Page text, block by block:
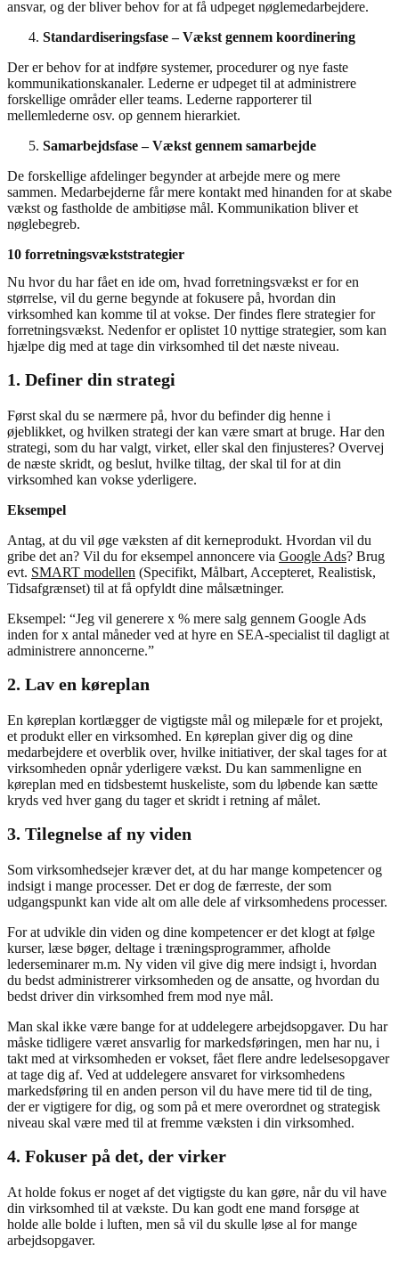
ansvar, og der bliver behov for at få udpeget nøglemedarbejdere.
Standardiseringsfase – Vækst gennem koordinering
Der er behov for at indføre systemer, procedurer og nye faste
kommunikationskanaler. Lederne er udpeget til at administrere
forskellige områder eller teams. Lederne rapporterer til
mellemlederne osv. op gennem hierarkiet.
Samarbejdsfase – Vækst gennem samarbejde
De forskellige afdelinger begynder at arbejde mere og mere
sammen. Medarbejderne får mere kontakt med hinanden for at skabe
vækst og fastholde de ambitiøse mål. Kommunikation bliver et
nøglebegreb.
10 forretningsvækststrategier
Nu hvor du har fået en ide om, hvad forretningsvækst er for en
størrelse, vil du gerne begynde at fokusere på, hvordan din
virksomhed kan komme til at vokse. Der findes flere strategier for
forretningsvækst. Nedenfor er oplistet 10 nyttige strategier, som kan
hjælpe dig med at tage din virksomhed til det næste niveau.
1. Definer din strategi
Først skal du se nærmere på, hvor du befinder dig henne i
øjeblikket, og hvilken strategi der kan være smart at bruge. Har den
strategi, som du har valgt, virket, eller skal den finjusteres? Overvej
de næste skridt, og beslut, hvilke tiltag, der skal til for at din
virksomhed kan vokse yderligere.
Eksempel
Antag, at du vil øge væksten af dit kerneprodukt. Hvordan vil du
gribe det an? Vil du for eksempel annoncere via Google Ads? Brug
evt. SMART modellen (Specifikt, Målbart, Accepteret, Realistisk,
Tidsafgrænset) til at få opfyldt dine målsætninger.
Eksempel: “Jeg vil generere x % mere salg gennem Google Ads
inden for x antal måneder ved at hyre en SEA-specialist til dagligt at
administrere annoncerne.”
2. Lav en køreplan
En køreplan kortlægger de vigtigste mål og milepæle for et projekt,
et produkt eller en virksomhed. En køreplan giver dig og dine
medarbejdere et overblik over, hvilke initiativer, der skal tages for at
virksomheden opnår yderligere vækst. Du kan sammenligne en
køreplan med en tidsbestemt huskeliste, som du løbende kan sætte
kryds ved hver gang du tager et skridt i retning af målet.
3. Tilegnelse af ny viden
Som virksomhedsejer kræver det, at du har mange kompetencer og
indsigt i mange processer. Det er dog de færreste, der som
udgangspunkt kan vide alt om alle dele af virksomhedens processer.
For at udvikle din viden og dine kompetencer er det klogt at følge
kurser, læse bøger, deltage i træningsprogrammer, afholde
lederseminarer m.m. Ny viden vil give dig mere indsigt i, hvordan
du bedst administrerer virksomheden og de ansatte, og hvordan du
bedst driver din virksomhed frem mod nye mål.
Man skal ikke være bange for at uddelegere arbejdsopgaver. Du har
måske tidligere været ansvarlig for markedsføringen, men har nu, i
takt med at virksomheden er vokset, fået flere andre ledelsesopgaver
at tage dig af. Ved at uddelegere ansvaret for virksomhedens
markedsføring til en anden person vil du have mere tid til de ting,
der er vigtigere for dig, og som på et mere overordnet og strategisk
niveau skal være med til at fremme væksten i din virksomhed.
4. Fokuser på det, der virker
At holde fokus er noget af det vigtigste du kan gøre, når du vil have
din virksomhed til at vækste. Du kan godt ene mand forsøge at
holde alle bolde i luften, men så vil du skulle løse al for mange
arbejdsopgaver.